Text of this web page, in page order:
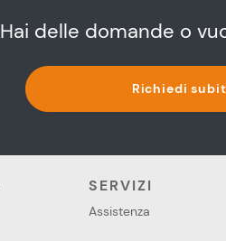
Hai delle domande o
Richiedi
SERVIZI
Assistenza